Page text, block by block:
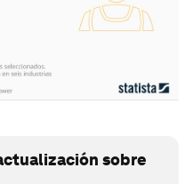
sobre